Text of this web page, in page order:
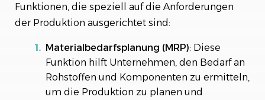
Funktionen, die speziell auf die Anforderungen
der Produktion ausgerichtet sind:
Materialbedarfsplanung (MRP): Diese
Funktion hilft Unternehmen, den Bedarf an
Rohstoffen und Komponenten zu ermitteln,
um die Produktion zu planen und